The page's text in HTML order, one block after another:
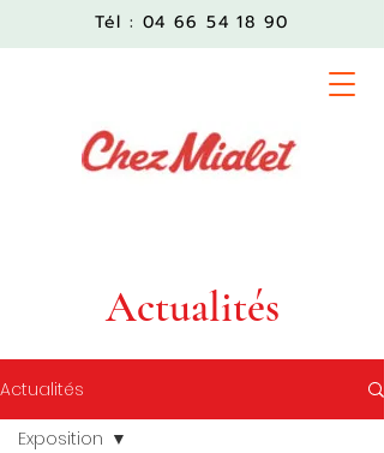
Tél : 04 66 54 18 90
Actualités
Actualités
Exposition